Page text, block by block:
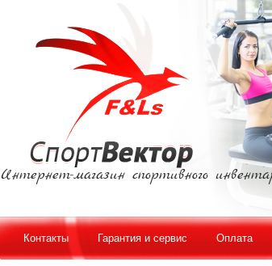
Интернет-магазин спортивного
Контакты Гарантия и сервис Оплата